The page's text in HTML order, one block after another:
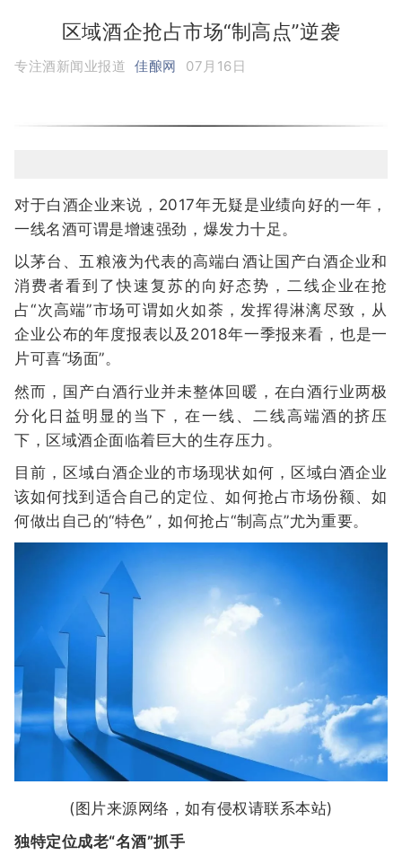
区域酒企抢占市场“制高点”逆袭
专注酒新闻业报道 佳酿网 07月16日
对于白酒企业来说，2017年无疑是业绩向好的一年，
一线名酒可谓是增速强劲，爆发力十足。
以茅台、五粮液为代表的高端白酒让国产白酒企业和
消费者看到了快速复苏的向好态势，二线企业在抢
占“次高端”市场可谓如火如荼，发挥得淋漓尽致，从
企业公布的年度报表以及2018年一季报来看，也是一
片可喜“场面”。
然而，国产白酒行业并未整体回暖，在白酒行业两极
分化日益明显的当下，在一线、二线高端酒的挤压
下，区域酒企面临着巨大的生存压力。
目前，区域白酒企业的市场现状如何，区域白酒企业
该如何找到适合自己的定位、如何抢占市场份额、如
何做出自己的“特色”，如何抢占“制高点”尤为重要。
(图片来源网络，如有侵权请联系本站)
独特定位成老“名酒”抓手